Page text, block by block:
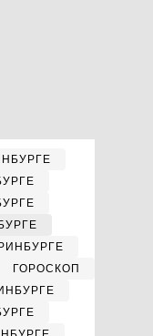
ГОРОСКОП